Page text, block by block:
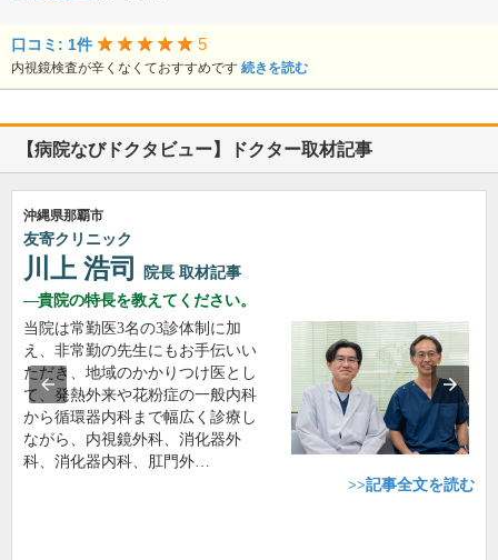
口コミ: 1件 5
内視鏡検査が辛くなくておすすめです 続きを読む
【病院なびドクタビュー】ドクター取材記事
沖縄県那覇市
友寄クリニック
川上 浩司 院長 取材記事
貴院の特長を教えてください。
当院は常勤医3名の3診体制に加
え、非常勤の先生にもお手伝いい
ただき、地域のかかりつけ医とし
て、発熱外来や花粉症の一般内科
から循環器内科まで幅広く診療し
ながら、内視鏡外科、消化器外
科、消化器内科、肛門外…
>>記事全文を読む